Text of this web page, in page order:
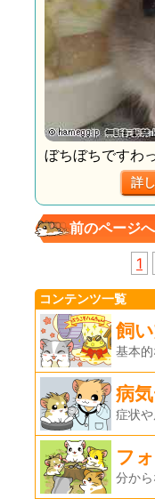
ぼちぼちですわっ
詳
前のページへ
1
コンテンツ一覧
飼
基本
病
症状
フ
分か